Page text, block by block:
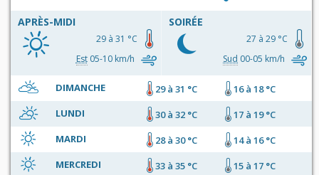
APRÈS-MIDI
29 à 31 °C
Est05-10 km/h
SOIRÉE
27 à 29 °C
Sud 00-05 km/h
DIMANCHE 29 à 31 °C
16 à 18 °C
LUNDI
30 à 32 °C
17 à 19 °C
MARDI
28 à 30 °C
14 à 16 °C
MERCREDI
33 à 35 °C 15 à 17 °C